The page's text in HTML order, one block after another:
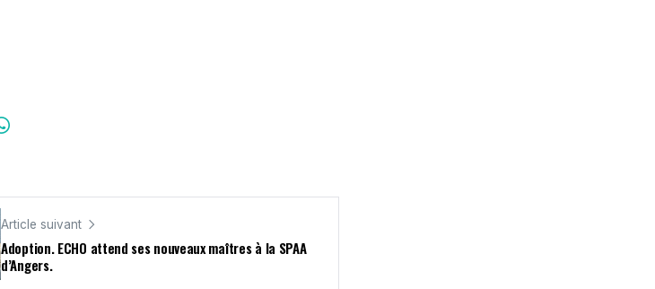
Article suivant
Adoption. ECHO attend ses nouveaux maîtres à la SPAA
d’Angers.